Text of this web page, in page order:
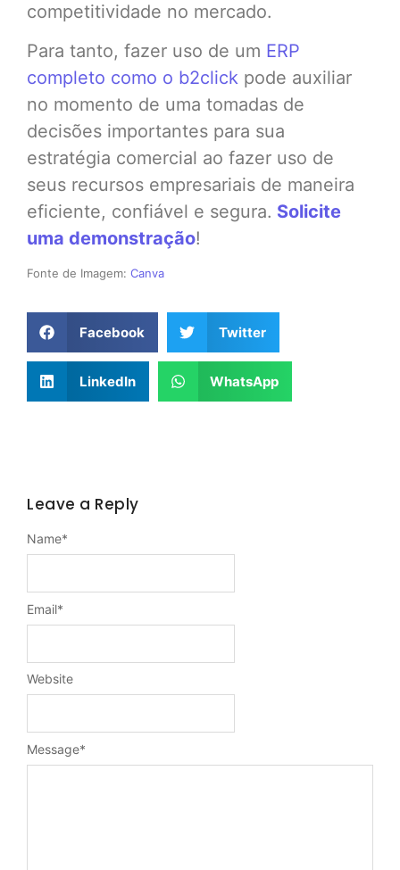
competitividade no mercado.
Para tanto, fazer uso de um ERP
completo como o b2click pode auxiliar
no momento de uma tomadas de
decisões importantes para sua
estratégia comercial ao fazer uso de
seus recursos empresariais de maneira
eficiente, confiável e segura. Solicite
uma demonstração!
Fonte de Imagem: Canva
Facebook Twitter
LinkedIn WhatsApp
Leave a Reply
Message*
Name*
Email*
Website